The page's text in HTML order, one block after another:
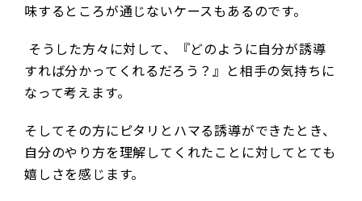
味するところが通じないケースもあるのです。
そうした方々に対して、『どのように自分が誘導
すれば分かってくれるだろう？』と相手の気持ちに
なって考えます。
そしてその方にピタリとハマる誘導ができたとき、
自分のやり方を理解してくれたことに対してとても
嬉しさを感じます。